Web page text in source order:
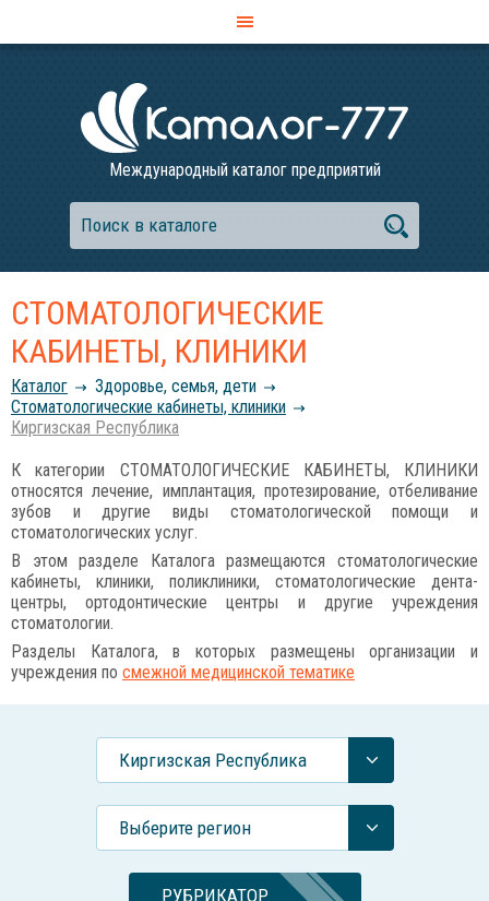
Международный каталог предприятий
СТОМАТОЛОГИЧЕСКИЕ
КАБИНЕТЫ, КЛИНИКИ
Каталог
Здоровье, семья, дети
Стоматологические кабинеты, клиники
Киргизская Республика
К категории СТОМАТОЛОГИЧЕСКИЕ КАБИНЕТЫ, КЛИНИКИ
относятся лечение, имплантация, протезирование, отбеливание
зубов и другие виды стоматологической помощи и
стоматологических услуг.
В этом разделе Каталога размещаются стоматологические
кабинеты, клиники, поликлиники, стоматологические дента-
центры, ортодонтические центры и другие учреждения
стоматологии.
Разделы Каталога, в которых размещены организации и
учреждения по смежной медицинской тематике
Киргизская Республика
Выберите регион
РУБРИКАТОР